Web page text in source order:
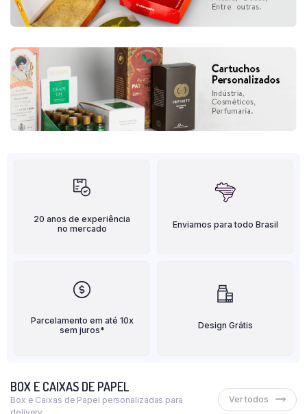
20 anos de experiência
no mercado
Enviamos para todo Brasil
Parcelamento em até 10x
sem juros*
Design Grátis
BOX E CAIXAS DE PAPEL
Box e Caixas de Papel personalizadas para
Ver todos